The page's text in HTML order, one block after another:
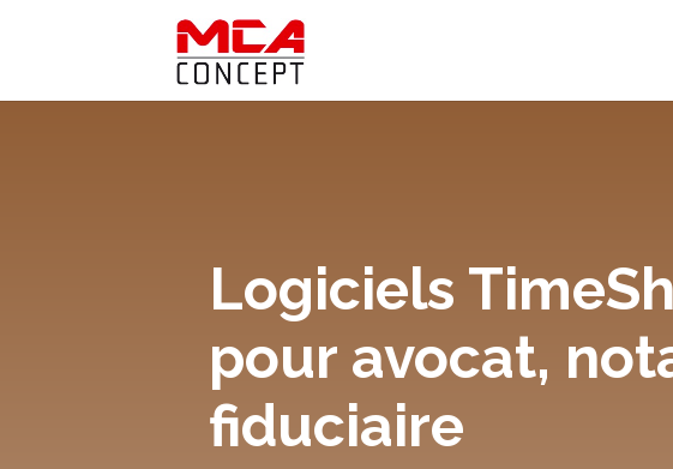
Logiciels
pour avocat,
fiduciaire